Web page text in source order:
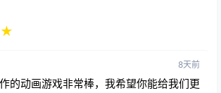
★
8天前
的动画游戏非常棒，我希望你能给我们更